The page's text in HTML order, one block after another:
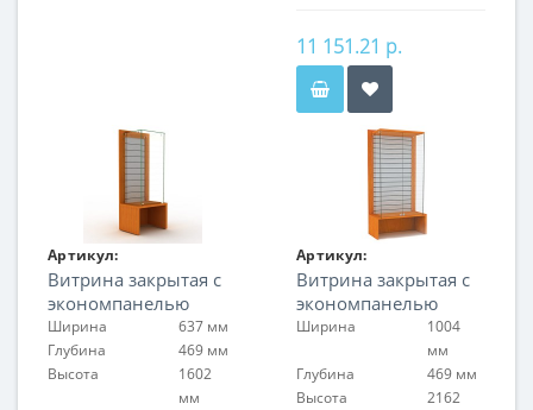
11 151.21 р.
Артикул:
FIN.V.60.S.EP.00
Витрина закрытая с
экономпанелью
Ширина
637 мм
Глубина
469 мм
Высота
1602
мм
Артикул:
FIN.V.100.H.EP.00
Витрина закрытая с
экономпанелью
Ширина
1004
мм
Глубина
469 мм
Высота
2162